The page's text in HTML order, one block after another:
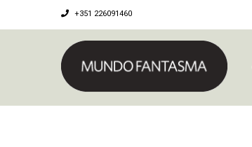
+351 226091460